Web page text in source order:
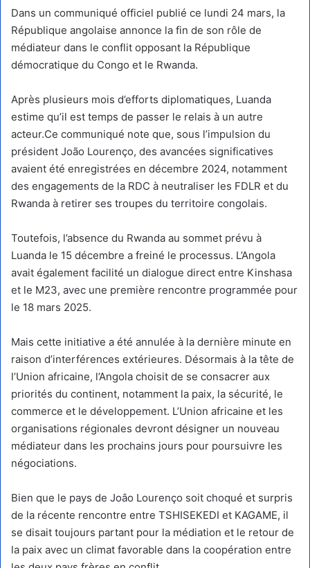
Dans un communiqué officiel publié ce lundi 24 mars, la
République angolaise annonce la fin de son rôle de
médiateur dans le conflit opposant la République
démocratique du Congo et le Rwanda.
Après plusieurs mois d’efforts diplomatiques, Luanda
estime qu’il est temps de passer le relais à un autre
acteur.Ce communiqué note que, sous l’impulsion du
président João Lourenço, des avancées significatives
avaient été enregistrées en décembre 2024, notamment
des engagements de la RDC à neutraliser les FDLR et du
Rwanda à retirer ses troupes du territoire congolais.
Toutefois, l’absence du Rwanda au sommet prévu à
Luanda le 15 décembre a freiné le processus. L’Angola
avait également facilité un dialogue direct entre Kinshasa
et le M23, avec une première rencontre programmée pour
le 18 mars 2025.
Mais cette initiative a été annulée à la dernière minute en
raison d’interférences extérieures. Désormais à la tête de
l’Union africaine, l’Angola choisit de se consacrer aux
priorités du continent, notamment la paix, la sécurité, le
commerce et le développement. L’Union africaine et les
organisations régionales devront désigner un nouveau
médiateur dans les prochains jours pour poursuivre les
négociations.
Bien que le pays de Joâo Lourenço soit choqué et surpris
de la récente rencontre entre TSHISEKEDI et KAGAME, il
se disait toujours partant pour la médiation et le retour de
la paix avec un climat favorable dans la coopération entre